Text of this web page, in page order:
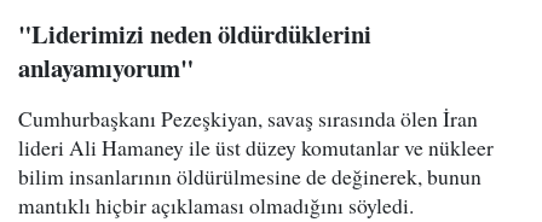
"Liderimizi neden öldürdüklerini
anlayamıyorum"
Cumhurbaşkanı Pezeşkiyan, savaş sırasında ölen İran
lideri Ali Hamaney ile üst düzey komutanlar ve nükleer
bilim insanlarının öldürülmesine de değinerek, bunun
mantıklı hiçbir açıklaması olmadığını söyledi.